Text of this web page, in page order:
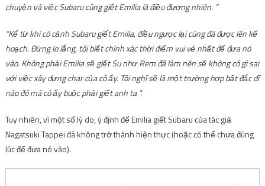
chuyện và việc Subaru cũng giết Emilia là điều đương nhiên. ”
“Kể từ khi có cảnh Subaru giết Emilia, điều ngược lại cũng đã được lên kế
hoạch. Đừng lo lắng, tôi biết chính xác thời điểm vui vẻ nhất để đưa nó
vào. Không phải Emilia sẽ giết Su như Rem đã làm nên sẽ không có gì sai
với việc xây dựng char của cô ấy. Tôi nghĩ sẽ là một trường hợp bất đắc dĩ
nào đó mà cô ấy buộc phải giết anh ta ”.
Tuy nhiên, vì một số lý do, ý định để Emilia giết Subaru của tác giả
Nagatsuki Tappei đã không trở thành hiện thực (hoặc có thể chưa đúng
lúc để đưa nó vào).